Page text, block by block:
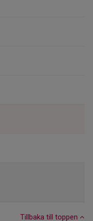
Tillbaka till toppen